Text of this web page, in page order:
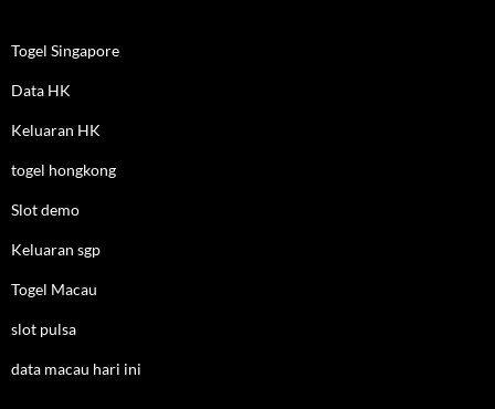
Togel Singapore
Data HK
Keluaran HK
togel hongkong
Slot demo
Keluaran sgp
Togel Macau
slot pulsa
data macau hari ini